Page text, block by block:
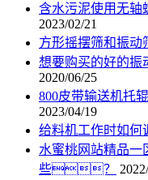
含水污泥使用无轴
2023/02/21
方形摇摆筛和振动
想要购买的好的
2020/06/25
800皮带输送机托
2023/04/19
给料机工作时如何
水蜜桃网站精品一
些？